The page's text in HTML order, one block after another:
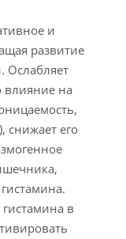
и
развитие
Ослабляет
влияние на
снижает его
в